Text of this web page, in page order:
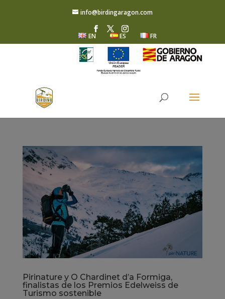
info@birdingaragon.com
EN ES FR
Pirinature y O Chardinet d’a Formiga,
finalistas de los Premios Edelweiss de
Turismo sostenible